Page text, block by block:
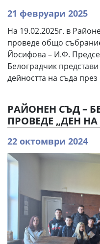
21 февруари 2025
На 19.02.2025г. в
проведе общо
Йосифова – И.Ф.
Белоградчик
дейността на съда
РАЙОНЕН СЪД –
ПРОВЕДЕ „ДЕН
22 октомври 2024